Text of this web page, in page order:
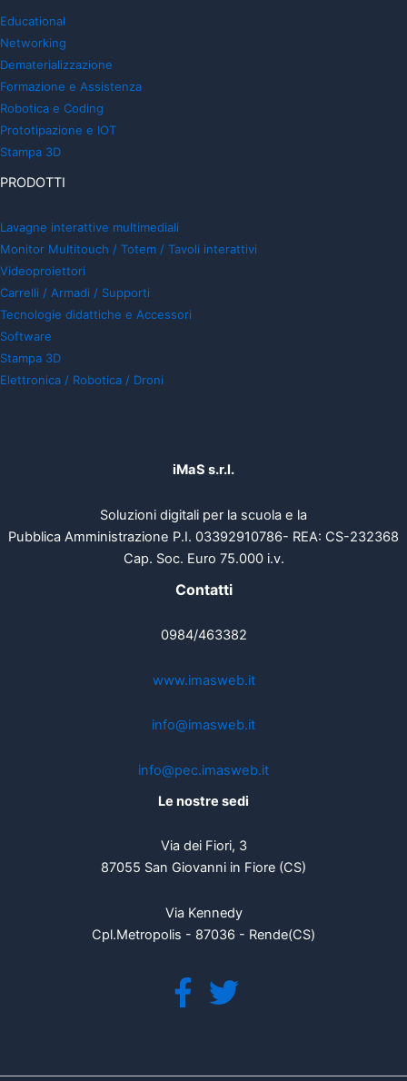
Educational
Networking
Dematerializzazione
Formazione e Assistenza
Robotica e Coding
Prototipazione e IOT
Stampa 3D
PRODOTTI
Lavagne interattive multimediali
Monitor Multitouch / Totem / Tavoli interattivi
Videoproiettori
Carrelli / Armadi / Supporti
Tecnologie didattiche e Accessori
Software
Stampa 3D
Elettronica / Robotica / Droni
iMaS s.r.l.
Soluzioni digitali per la scuola e la
Pubblica Amministrazione P.I. 03392910786- REA: CS-232368
Cap. Soc. Euro 75.000 i.v.
Contatti
0984/463382
www.imasweb.it
info@imasweb.it
info@pec.imasweb.it
Le nostre sedi
Via dei Fiori, 3
87055 San Giovanni in Fiore (CS)
Via Kennedy
Cpl.Metropolis - 87036 - Rende(CS)